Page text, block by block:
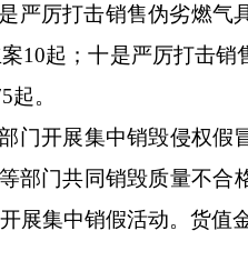
严厉打击销售伪劣燃气
10起；十是严厉打击销
起。
门开展集中销毁侵权假
部门共同销毁质量不合
展集中销假活动。 货值